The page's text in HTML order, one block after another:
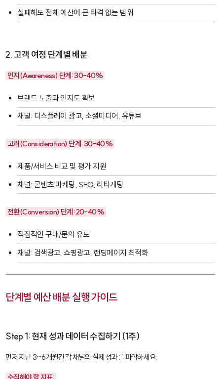
실패해도 전체 예산에 큰 타격 없는 범위
2. 고객 여정 단계별 배분
인지(Awareness) 단계: 30-40%
브랜드 노출과 인지도 확보
채널: 디스플레이 광고, 소셜미디어, 유튜브
고려(Consideration) 단계: 30-40%
제품/서비스 비교 및 평가 지원
채널: 콘텐츠 마케팅, SEO, 리타게팅
전환(Conversion) 단계: 20-40%
직접적인 구매/문의 유도
채널: 검색광고, 쇼핑광고, 랜딩페이지 최적화
단계별 예산 배분 실행 가이드
Step 1: 현재 성과 데이터 수집하기 (1주)
먼저 지난 3~6개월간 각 채널의 실제 성과를 파악하세요.